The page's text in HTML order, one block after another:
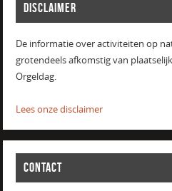
DISCLAIMER
De informatie over activiteiten op
grotendeels afkomstig van
Orgeldag.
Lees onze disclaimer
CONTACT